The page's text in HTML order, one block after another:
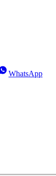
WhatsApp